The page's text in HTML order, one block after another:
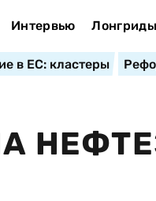
Интервью Лонгриды
в ЕС: кластеры